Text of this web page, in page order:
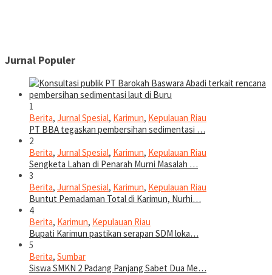
Jurnal Populer
1
Berita, Jurnal Spesial, Karimun, Kepulauan Riau
PT BBA tegaskan pembersihan sedimentasi …
2
Berita, Jurnal Spesial, Karimun, Kepulauan Riau
Sengketa Lahan di Penarah Murni Masalah …
3
Berita, Jurnal Spesial, Karimun, Kepulauan Riau
Buntut Pemadaman Total di Karimun, Nurhi…
4
Berita, Karimun, Kepulauan Riau
Bupati Karimun pastikan serapan SDM loka…
5
Berita, Sumbar
Siswa SMKN 2 Padang Panjang Sabet Dua Me…